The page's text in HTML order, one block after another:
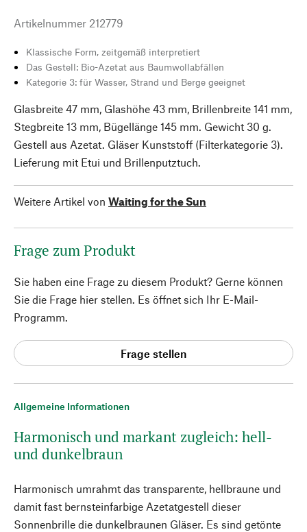
Allgemeine Informationen
Harmonisch und markant zugleich: hell-
und dunkelbraun
Harmonisch umrahmt das transparente, hellbraune und
damit fast bernsteinfarbige Azetatgestell dieser
Sonnenbrille die dunkelbraunen Gläser. Es sind getönte
Artikelnummer 212779
Klassische Form, zeitgemäß interpretiert
Das Gestell: Bio-Azetat aus Baumwollabfällen
Kategorie 3: für Wasser, Strand und Berge geeignet
Glasbreite 47 mm, Glashöhe 43 mm, Brillenbreite 141 mm,
Stegbreite 13 mm, Bügellänge 145 mm. Gewicht 30 g.
Gestell aus Azetat. Gläser Kunststoff (Filterkategorie 3).
Lieferung mit Etui und Brillenputztuch.
Weitere Artikel von Waiting for the Sun
Frage zum Produkt
Sie haben eine Frage zu diesem Produkt? Gerne können
Sie die Frage hier stellen. Es öffnet sich Ihr E-Mail-
Programm.
Frage stellen